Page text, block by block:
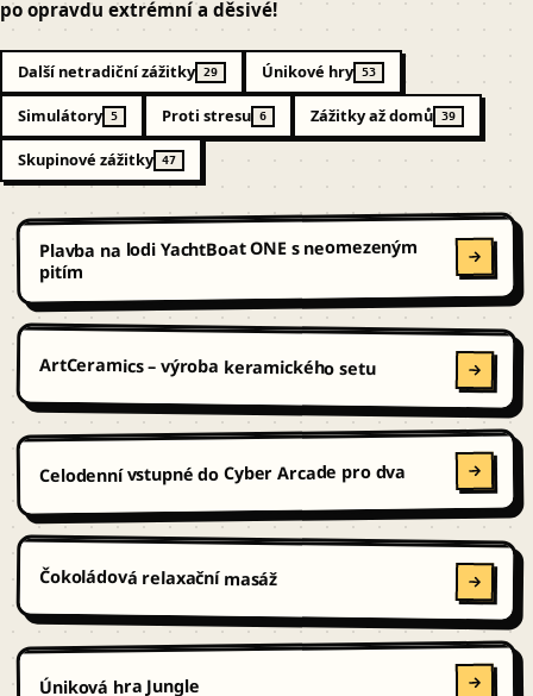
po opravdu extrémní a děsivé!
Další netradiční zážitky 29 Únikové hry 53
Simulátory 5 Proti stresu 6 Zážitky až domů 39
Skupinové zážitky 47
Plavba na lodi YachtBoat ONE s neomezeným
pitím
ArtCeramics – výroba keramického setu
Celodenní vstupné do Cyber Arcade pro dva
Čokoládová relaxační masáž
Úniková hra Jungle